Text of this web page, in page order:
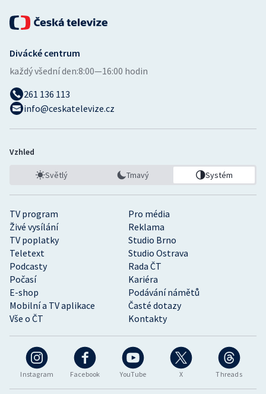
Instagram Facebook YouTube X Threads
TV program
Pro média
Živé vysílání
Reklama
TV poplatky
Studio Brno
Teletext
Studio Ostrava
Podcasty
Rada ČT
Počasí
Kariéra
E-shop
Podávání námětů
Mobilní a TV aplikace
Časté dotazy
Vše o ČT
Kontakty
Divácké centrum
každý všední den:8:00—16:00 hodin
261 136 113
info@ceskatelevize.cz
Vzhled
Světlý Tmavý Systém